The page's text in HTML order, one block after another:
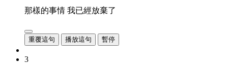
那樣的事情 我已經放棄了
重覆這句 播放這句 暫停
3